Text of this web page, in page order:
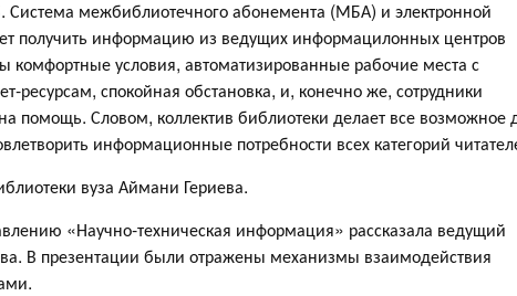
Система межбиблиотечного абонемента (МБА) и электронной
получить информацию из ведущих информацилонных центров
комфортные условия, автоматизированные рабочие места с
ресурсам, спокойная обстановка, и, конечно же, сотрудники
помощь. Словом, коллектив библиотеки делает все возможное
информационные потребности всех категорий
вуза Аймани Гериева.
«Научно-техническая информация» рассказала ведущий
В презентации были отражены механизмы взаимодействия